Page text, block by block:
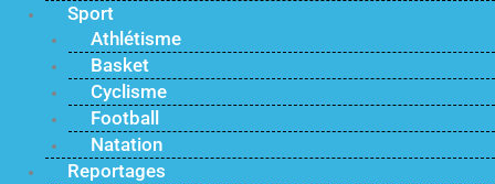
Sport
Athlétisme
Basket
Cyclisme
Football
Natation
Reportages